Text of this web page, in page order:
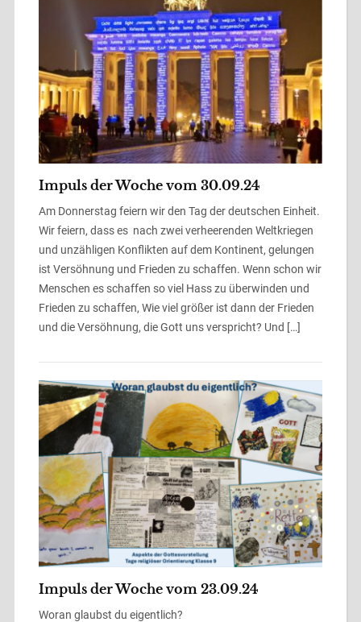
Impuls der Woche vom 30.09.24
Am Donnerstag feiern wir den Tag der deutschen Einheit.
Wir feiern, dass es nach zwei verheerenden Weltkriegen
und unzähligen Konflikten auf dem Kontinent, gelungen
ist Versöhnung und Frieden zu schaffen. Wenn schon wir
Menschen es schaffen so viel Hass zu überwinden und
Frieden zu schaffen, Wie viel größer ist dann der Frieden
und die Versöhnung, die Gott uns verspricht? Und […]
Impuls der Woche vom 23.09.24
Woran glaubst du eigentlich?